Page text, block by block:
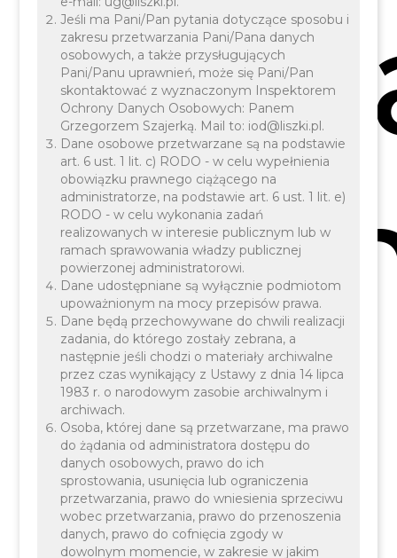
Banki i Bankomaty Gastronomia (0)
Hotele i Noclegi(0) Komunikacja (0)
Kościoły, Kaplice i
Cmentarze(11)
Kultura, Sztuka,
Zabytki(0)
Nauka i Edukacja(12)
Opieka medyczna,
Apteki(0)
Jeśli ma Pani/Pan pytania dotyczące sposobu i
zakresu przetwarzania Pani/Pana danych
osobowych, a także przysługujących
Pani/Panu uprawnień, może się Pani/Pan
skontaktować z wyznaczonym Inspektorem
Ochrony Danych Osobowych: Panem
Grzegorzem Szajerką. Mail to: iod@liszki.pl.
Dane osobowe przetwarzane są na podstawie
art. 6 ust. 1 lit. c) RODO - w celu wypełnienia
obowiązku prawnego ciążącego na
administratorze, na podstawie art. 6 ust. 1 lit. e)
RODO - w celu wykonania zadań
realizowanych w interesie publicznym lub w
ramach sprawowania władzy publicznej
powierzonej administratorowi.
Dane udostępniane są wyłącznie podmiotom
upoważnionym na mocy przepisów prawa.
Dane będą przechowywane do chwili realizacji
zadania, do którego zostały zebrana, a
następnie jeśli chodzi o materiały archiwalne
przez czas wynikający z Ustawy z dnia 14 lipca
1983 r. o narodowym zasobie archiwalnym i
archiwach.
Osoba, której dane są przetwarzane, ma prawo
do żądania od administratora dostępu do
danych osobowych, prawo do ich
sprostowania, usunięcia lub ograniczenia
przetwarzania, prawo do wniesienia sprzeciwu
wobec przetwarzania, prawo do przenoszenia
danych, prawo do cofnięcia zgody w
dowolnym momencie, w zakresie w jakim